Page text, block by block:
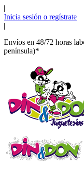
|
Inicia sesión o regístrate
|
Envíos en 48/72 horas
península)*